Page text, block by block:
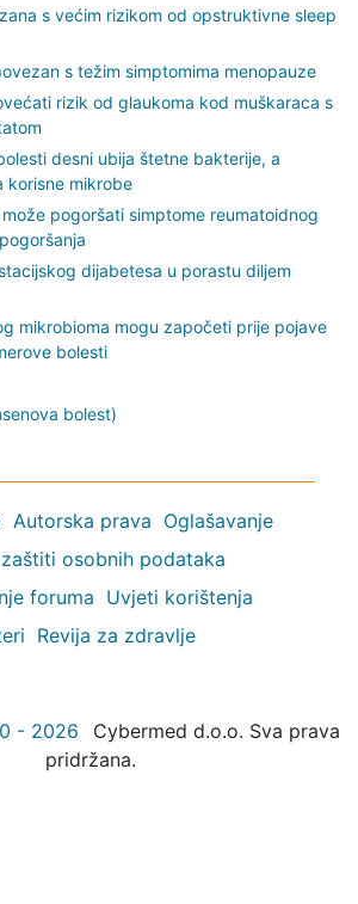
s većim rizikom od opstruktivne sleep
s težim simptomima menopauze
rizik od glaukoma kod muškaraca s
desni ubija štetne bakterije, a
korisne mikrobe
pogoršati simptome reumatoidnog
dijabetesa u porastu diljem
mikrobioma mogu započeti prije pojave
bolesti
bolest)
Autorska prava Oglašavanje
osobnih podataka
foruma Uvjeti korištenja
Revija za zdravlje
- 2026
Cybermed d.o.o. Sva prava
pridržana.